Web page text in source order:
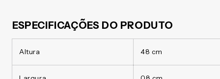
ESPECIFICAÇÕES DO PRODUTO
Altura 48 cm